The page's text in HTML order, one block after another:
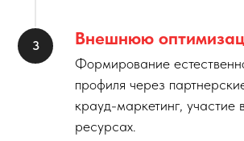
Внешнюю
Формирование
профиля через
крауд-маркетинг, участие
ресурсах.